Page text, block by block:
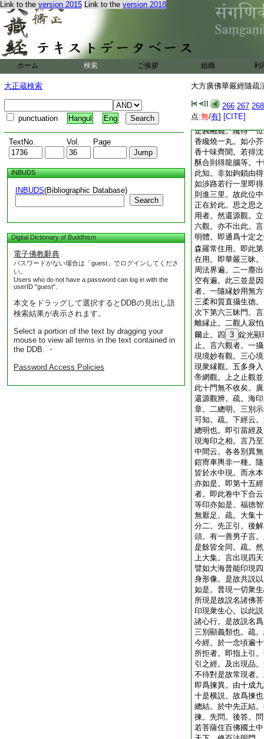
Link to the version 2015 Link to the version 2018
ホーム 検索 ご挨拶 組織 利
大正蔵検索
punctuation Hangul Eng
TextNo. Vol. Page
INBUDS
INBUDS(Bibliographic Database)
Search
Digital Dictionary of Buddhism
電子佛教辭典
パスワードがない場合は「guest」でログインしてくださ
い。
Users who do not have a password can log in with the
userID "guest".
本文をドラッグして選択するとDDBの見出し語
検索結果が表示されます。
Select a portion of the text by dragging your
mouse to view all terms in the text contained in
the DDB. ・
Password Access Policies
大方廣佛華嚴經隨疏
266 267 268
点:無/有] [CITE]
則同。四即勢力。
蘊義。然疏五義皆
尚不得疥癩野干等
四。疏。初三頌明
深而心不退故爲増
不全次第者。意明
猶離世間品。六位
位位頓修故。若一
義耳。疏。以若有
是圓融義。纔得一
香纔燒一丸。如小
香十味齊聞。若得
酥合則得龍腦等。
此知。非如鉤鎖由
如渉路若行一里即
則進三里。故此位
正在於此。思之思
用者。然還源觀。
六觀。亦不出此。
明體。即通爲十定
森羅常住用。即此
在用。即華嚴三昧
周法界遍。二一塵
空有遍。此三並是
者。一隨縁妙用無
三柔和質直攝生徳
次下第六三昧門。
離縁止。二觀人寂
爾止。四 3 錠光顯
止。言六觀者。一
現境妙有觀。三心
現衆縁觀。五多身
帝網觀。上之止觀
此十門無不收矣。
還源觀辨。疏。海
章。二總明。三別
可知。疏。下經云
總明也。即引當經
現海印之相。言乃
中間云。各各別異
鎧冑車輿非一種。
皆於水中現。而水
亦如是。即第十五
者。即此卷中下合
等印亦如是。福徳
無厭足。疏。大集
分二。先正引。後
頭。有一善男子言
是餘皆全同。疏。
上大集。言出現四
譬如大海普能印現
身形像。是故共説
如是。普現一切衆
所現是故説名諸佛
印現衆生心。以此
諸心行。是故説名
三別顯義類也。疏
今經。於一念頃遍
所拒者。即指上引
引之經。及出現品
不待對是故常現者
即爲揀異。由十成
十是横説。故爲揀
總結。於中先正結
揀。先問。後答。
若菩薩住百佛國土